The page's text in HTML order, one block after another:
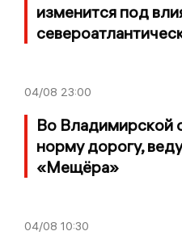
изменится под
04/08 23:00
Во Владимирской
норму дорогу,
«Мещёра»
04/08 10:30